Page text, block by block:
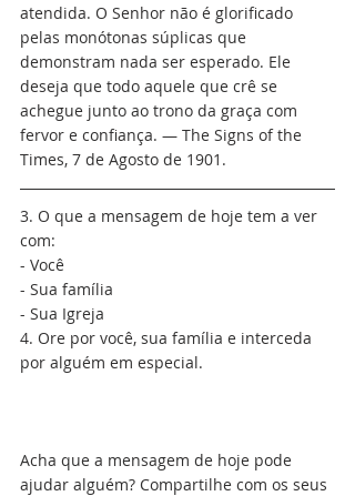
atendida. O Senhor não é glorificado
pelas monótonas súplicas que
demonstram nada ser esperado. Ele
deseja que todo aquele que crê se
achegue junto ao trono da graça com
fervor e confiança. — The Signs of the
Times, 7 de Agosto de 1901.
3. O que a mensagem de hoje tem a ver
com:
- Você
- Sua família
- Sua Igreja
4. Ore por você, sua família e interceda
por alguém em especial.
Acha que a mensagem de hoje pode
ajudar alguém? Compartilhe com os seus